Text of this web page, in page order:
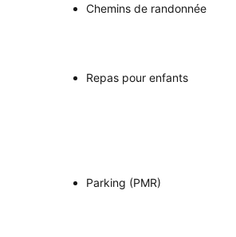
Chemins de randonnée
Repas pour enfants
Parking (PMR)